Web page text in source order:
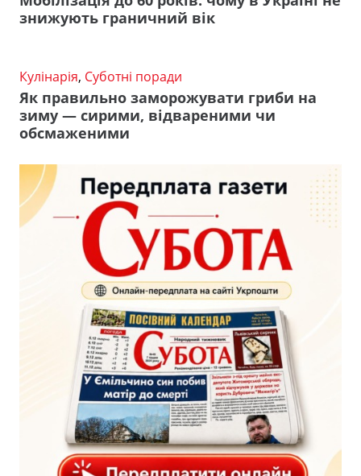
знижують граничний вік
Кулінарія, Суботні поради
Як правильно заморожувати гриби на
зиму — сирими, відвареними чи
обсмаженими